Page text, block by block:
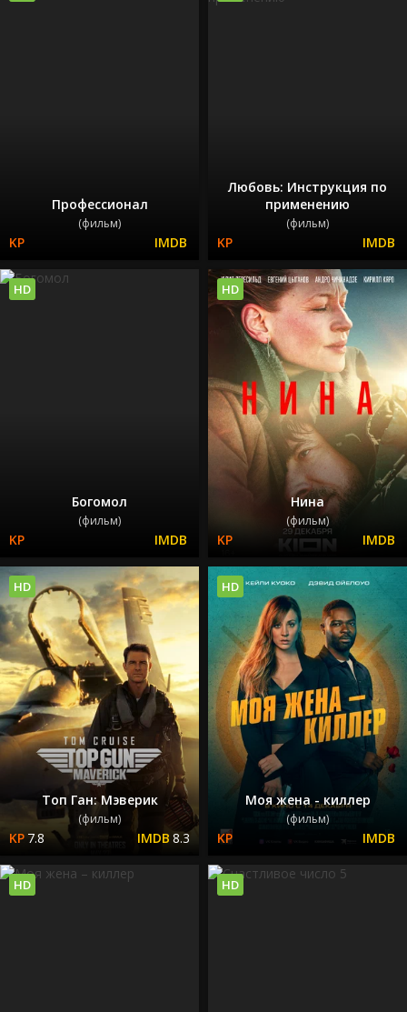
Профессионал
(фильм)
Любовь: Инструкция по
применению
(фильм)
Богомол
(фильм)
HD
Нина
(фильм)
HD
Топ Ган: Мэверик
(фильм)
7.8 8.3
HD
Моя жена - киллер
(фильм)
HD
HD HD